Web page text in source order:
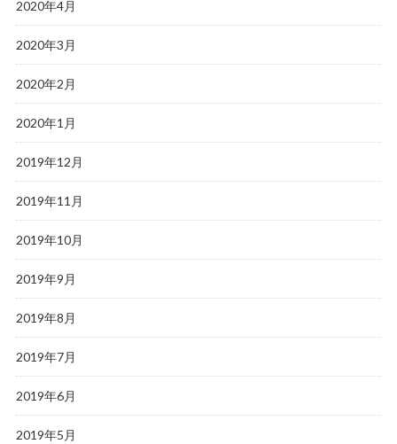
2020年4月
2020年3月
2020年2月
2020年1月
2019年12月
2019年11月
2019年10月
2019年9月
2019年8月
2019年7月
2019年6月
2019年5月